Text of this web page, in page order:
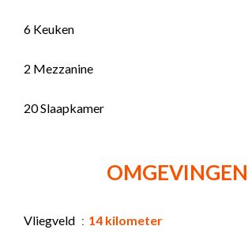
6 Keuken
2 Mezzanine
20 Slaapkamer
OMGEVINGEN
Vliegveld 14 kilometer